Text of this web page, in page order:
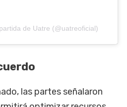
de Uatre (@uatreoficial)
las partes señalaron